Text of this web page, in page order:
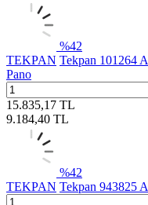
%42
TEKPAN Tekpan 101264
Pano
15.835,17 TL
9.184,40 TL
%42
TEKPAN Tekpan 943825